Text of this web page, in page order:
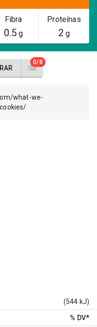
Fibra
0.5g
Proteínas
2 g
0/8
what-we-
(544 kJ)
% DV*